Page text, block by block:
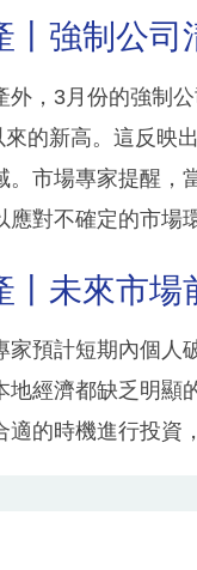
丨強制公司
外，3月份的強制
的新高。這反映
。市場專家提醒，
應對不確定的市場
丨未來市場
家預計短期內個人
地經濟都缺乏明顯
適的時機進行投資